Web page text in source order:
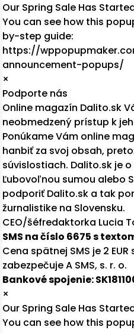
Our Spring Sale Has
You can see how this
by-step guide:
https://
announcement-popups/
×
Podporte nás
Online magazín Dalito.sk
neobmedzený prístup k
Ponúkame Vám online
hanbiť za svoj obsah,
súvislostiach. Dalito.sk je
Ľubovoľnou sumou alebo
podporiť Dalito.sk a tak
žurnalistike na Slovensku.
CEO/šéfredaktorka Lucia
SMS na číslo 6675 s
Cena spätnej SMS je 2 EUR
zabezpečuje A SMS, s. r. o.
Bankové spojenie:
×
Our Spring Sale Has
You can see how this